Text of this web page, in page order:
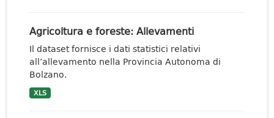
Agricoltura e foreste: Allevamenti
Il dataset fornisce i dati statistici relativi
all’allevamento nella Provincia Autonoma di
Bolzano.
XLS